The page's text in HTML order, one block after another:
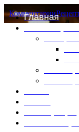
Главная
Специи
Комментарии